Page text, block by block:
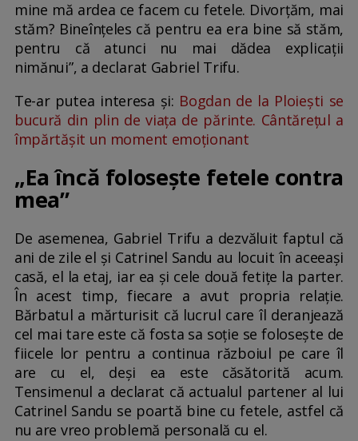
mine mă ardea ce facem cu fetele. Divorțăm, mai
stăm? Bineînțeles că pentru ea era bine să stăm,
pentru că atunci nu mai dădea explicații
nimănui”, a declarat Gabriel Trifu.
Te-ar putea interesa și: Bogdan de la Ploiești se
bucură din plin de viața de părinte. Cântărețul a
împărtășit un moment emoționant
„Ea încă folosește fetele contra
mea”
De asemenea, Gabriel Trifu a dezvăluit faptul că
ani de zile el și Catrinel Sandu au locuit în aceeași
casă, el la etaj, iar ea și cele două fetițe la parter.
În acest timp, fiecare a avut propria relație.
Bărbatul a mărturisit că lucrul care îl deranjează
cel mai tare este că fosta sa soție se folosește de
fiicele lor pentru a continua războiul pe care îl
are cu el, deși ea este căsătorită acum.
Tensimenul a declarat că actualul partener al lui
Catrinel Sandu se poartă bine cu fetele, astfel că
nu are vreo problemă personală cu el.